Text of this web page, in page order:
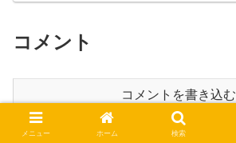
コメント
コメントを書き込む
メニュー ホーム 検索